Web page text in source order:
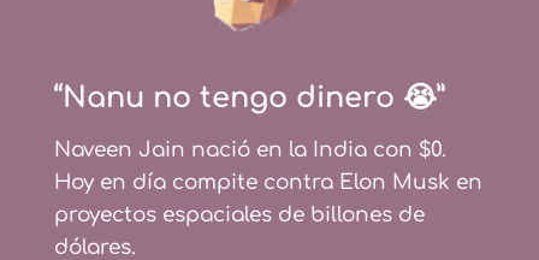
“Nanu no tengo dinero 😭”
Naveen Jain nació en la India con $0.
Hoy en día compite contra Elon Musk en
proyectos espaciales de billones de
dólares.